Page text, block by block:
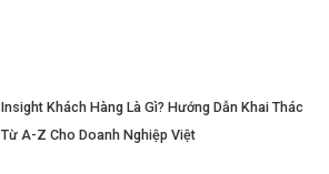
Insight Khách Hàng Là Gì? Hướng Dẫn Khai Thác
Từ A-Z Cho Doanh Nghiệp Việt